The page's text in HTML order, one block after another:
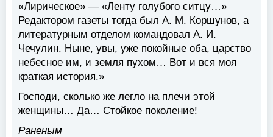
«Лирическое» — «Ленту голубого ситцу…»
Редактором газеты тогда был А. М. Коршунов, а
литературным отделом командовал А. И.
Чечулин. Ныне, увы, уже покойные оба, царство
небесное им, и земля пухом… Вот и вся моя
краткая история.»
Господи, сколько же легло на плечи этой
женщины… Да… Стойкое поколение!
Раненым